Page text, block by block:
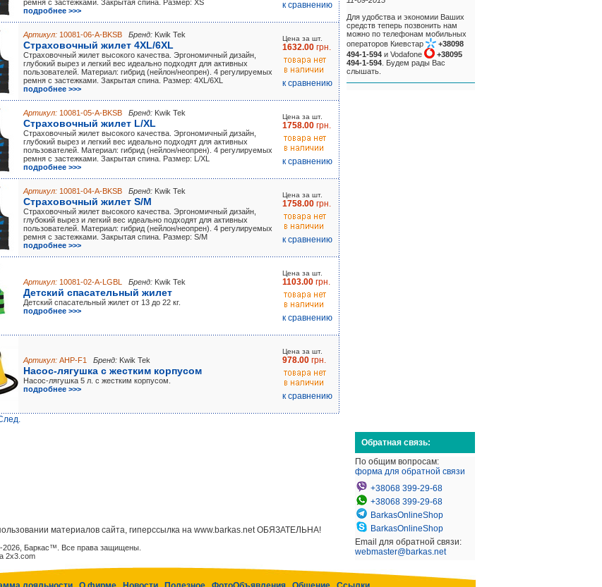
ремня с застежками. Закрытая спина. Размер: XS
подробнее >>>
к сравнению
Артикул: 10081-06-A-BKSB Бренд: Kwik Tek
Страховочный жилет 4XL/6XL
Страховочный жилет высокого качества. Эргономичный дизайн,
глубокий вырез и легкий вес идеально подходят для активных
пользователей. Материал: гибрид (нейлон/неопрен). 4 регулируемых
ремня с застежками. Закрытая спина. Размер: 4XL/6XL
подробнее >>>
Цена за шт.
1632.00 грн.
к сравнению
Артикул: 10081-05-A-BKSB Бренд: Kwik Tek
Страховочный жилет L/XL
Страховочный жилет высокого качества. Эргономичный дизайн,
глубокий вырез и легкий вес идеально подходят для активных
пользователей. Материал: гибрид (нейлон/неопрен). 4 регулируемых
ремня с застежками. Закрытая спина. Размер: L/XL
подробнее >>>
Цена за шт.
1758.00 грн.
к сравнению
Артикул: 10081-04-A-BKSB Бренд: Kwik Tek
Страховочный жилет S/M
Страховочный жилет высокого качества. Эргономичный дизайн,
глубокий вырез и легкий вес идеально подходят для активных
пользователей. Материал: гибрид (нейлон/неопрен). 4 регулируемых
ремня с застежками. Закрытая спина. Размер: S/M
подробнее >>>
Цена за шт.
1758.00 грн.
к сравнению
Артикул: 10081-02-A-LGBL Бренд: Kwik Tek
Детский спасательный жилет
Детский спасательный жилет от 13 до 22 кг.
подробнее >>>
Цена за шт.
1103.00 грн.
к сравнению
Артикул: AHP-F1 Бренд: Kwik Tek
Насос-лягушка с жестким корпусом
Насос-лягушка 5 л. с жестким корпусом.
подробнее >>>
Цена за шт.
978.00 грн.
к сравнению
Для удобства и экономии Ваших
средств теперь позвонить нам
можно по телефонам мобильных
операторов Киевстар
+38098
494-1-594 и Vodafone
+38095
494-1-594 . Будем рады Вас
слышать.
материалов сайта, гиперссылка на www.barkas.net ОБЯЗАТЕЛЬНА!
2026, Баркас™. Все права защищены.
2x3.com
Обратная связь:
По общим вопросам:
форма для обратной связи
+38068 399-29-68
+38068 399-29-68
BarkasOnlineShop
BarkasOnlineShop
Email для обратной связи:
webmaster@barkas.net